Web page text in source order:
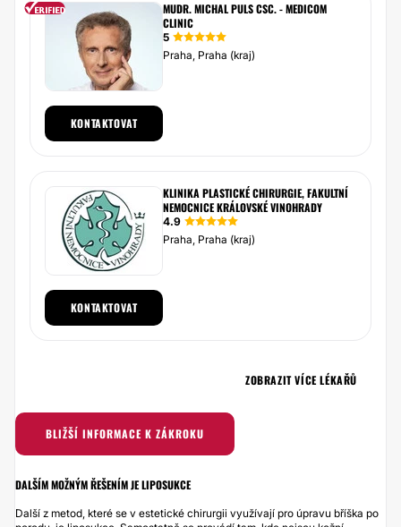
MUDR. MICHAL PULS CSC. - MEDICOM
CLINIC
5
Praha, Praha (kraj)
KONTAKTOVAT
KLINIKA PLASTICKÉ CHIRURGIE, FAKULTNÍ
NEMOCNICE KRÁLOVSKÉ VINOHRADY
4.9
Praha, Praha (kraj)
KONTAKTOVAT
ZOBRAZIT VÍCE LÉKAŘŮ
BLIŽŠÍ INFORMACE K ZÁKROKU
DALŠÍM MOŽNÝM ŘEŠENÍM JE LIPOSUKCE
Další z metod, které se v estetické chirurgii využívají pro úpravu bříška po